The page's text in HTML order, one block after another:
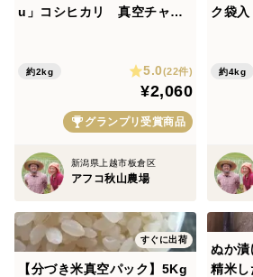
この時、本田全体に「3成
どうしても雑草が繁茂して
弱る田んぼには、
「殺虫剤」過去20年全く使っていま
「殺菌剤」原則使用しません。
過去20年で、1回使用し
u」コシヒカリ 真空チャッ
づき米。精米したて【ちょっ
とづつ良いものが食べたい
方】に人気です【夏ギフト】
約2kg 5.0(22件)
¥2,060
グランプリ受賞商品
新潟県上越市板倉区
アフコ秋山農場
ク袋
スパ
粒が
にお
約4kg
すぐに出荷
【分づき米真空パック】5Kg
ぬか漬
精米し